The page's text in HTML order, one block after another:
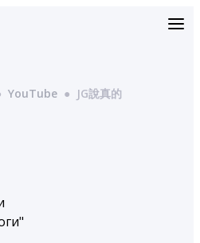
YouTube ● JG說真的